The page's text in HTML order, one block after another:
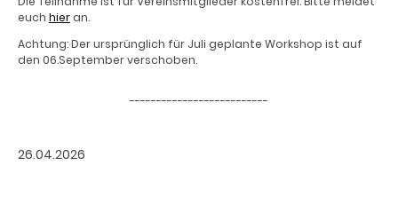
euch hieran.
Achtung: Der ursprünglich für Juli geplante Workshop ist auf
den 06.September verschoben.
--------------------------
26.04.2026